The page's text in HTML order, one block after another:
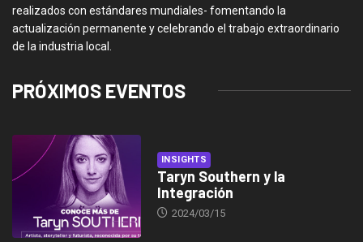
realizados con estándares mundiales- fomentando la
actualización permanente y celebrando el trabajo extraordinario
de la industria local.
PRÓXIMOS EVENTOS
INSIGHTS
Taryn Southern y la
Integración
2024/03/15